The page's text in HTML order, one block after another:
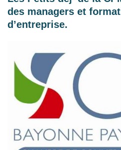
des managers et
d’entreprise.